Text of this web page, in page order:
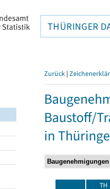
THÜRINGER
Zurück |
Baustoff/
in
TH